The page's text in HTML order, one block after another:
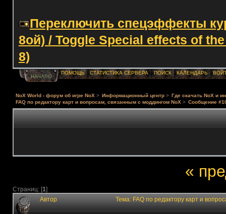
Переключить спецэффекты
8ой) / Toggle Special effects of
8)
НАЧАЛО
ПОМОЩЬ СТАТИСТИКА СЕРВЕРА ПОИСК КАЛЕНДАРЬ
NoX World - форум об игре NoX > Информационный центр > Где скачать NoX и
FAQ по редактору карт и вопросам, связанным с моддингом NoX > Сообщение
«
Страниц: [1]
Автор Тема: FAQ по редактору карт и